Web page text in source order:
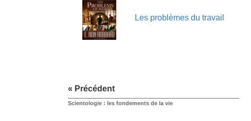
Les problèmes du travail
« Précédent
Scientologie : les fondements de la vie